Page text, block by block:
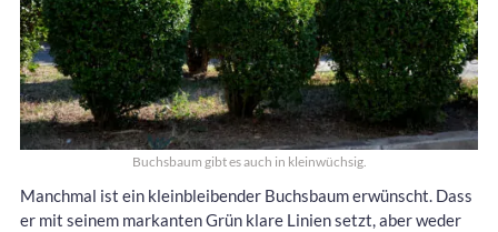
Buchsbaum gibt es auch in kleinwüchsig.
Manchmal ist ein kleinbleibender Buchsbaum erwünscht. Dass
er mit seinem markanten Grün klare Linien setzt, aber weder